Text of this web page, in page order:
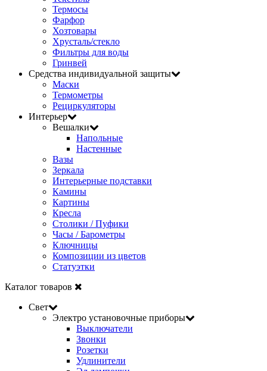
Термосы
Фарфор
Хозтовары
Хрусталь/стекло
Фильтры для воды
Гринвей
Средства индивидуальной защиты
Маски
Термометры
Рециркуляторы
Интерьер
Вешалки
Напольные
Настенные
Вазы
Зеркала
Интерьерные подставки
Камины
Картины
Кресла
Столики / Пуфики
Часы / Барометры
Ключницы
Композиции из цветов
Статуэтки
Каталог товаров
Свет
Электро установочные приборы
Выключатели
Звонки
Розетки
Удлинители